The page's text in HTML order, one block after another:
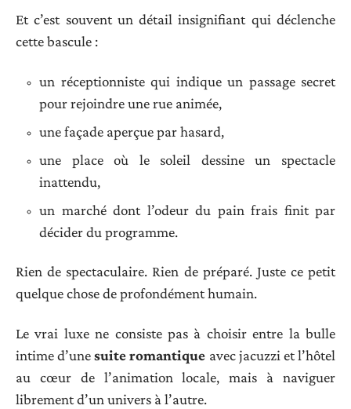
Et c’est souvent un détail insignifiant qui déclenche
cette bascule :
un réceptionniste qui indique un passage secret
pour rejoindre une rue animée,
une façade aperçue par hasard,
une place où le soleil dessine un spectacle
inattendu,
un marché dont l’odeur du pain frais finit par
décider du programme.
Rien de spectaculaire. Rien de préparé. Juste ce petit
quelque chose de profondément humain.
Le vrai luxe ne consiste pas à choisir entre la bulle
intime d’unesuite romantique avec jacuzzi et l’hôtel
au cœur de l’animation locale, mais à naviguer
librement d’un univers à l’autre.